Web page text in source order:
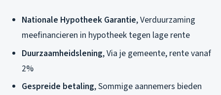
Nationale Hypotheek Garantie, Verduurzaming
meefinancieren in hypotheek tegen lage rente
Duurzaamheidslening, Via je gemeente, rente vanaf
2%
Gespreide betaling, Sommige aannemers bieden